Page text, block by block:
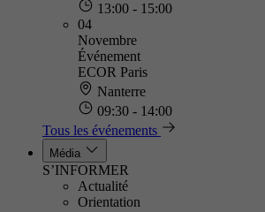
13:00 - 15:00
04
Novembre
Événement
ECOR Paris
Nanterre
09:30 - 14:00
Tous les événements
Média
S’INFORMER
Actualité
Orientation